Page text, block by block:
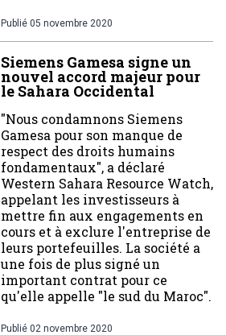
Publié 05 novembre 2020
Siemens Gamesa signe un
nouvel accord majeur pour
le Sahara Occidental
"Nous condamnons Siemens
Gamesa pour son manque de
respect des droits humains
fondamentaux", a déclaré
Western Sahara Resource Watch,
appelant les investisseurs à
mettre fin aux engagements en
cours et à exclure l'entreprise de
leurs portefeuilles. La société a
une fois de plus signé un
important contrat pour ce
qu'elle appelle "le sud du Maroc".
Publié 02 novembre 2020